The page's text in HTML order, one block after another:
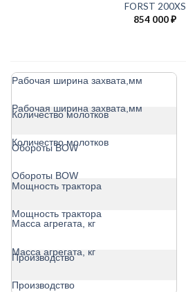
FORST 200XS
854 000₽
Рабочая ширина захвата,мм
Рабочая ширина захвата,мм
Количество молотков
Количество молотков
Обороты BOW
Обороты BOW
Мощность трактора
Мощность трактора
Масса агрегата, кг
Масса агрегата, кг
Производство
Производство